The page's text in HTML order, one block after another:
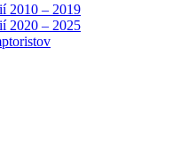
2010 – 2019
2020 – 2025